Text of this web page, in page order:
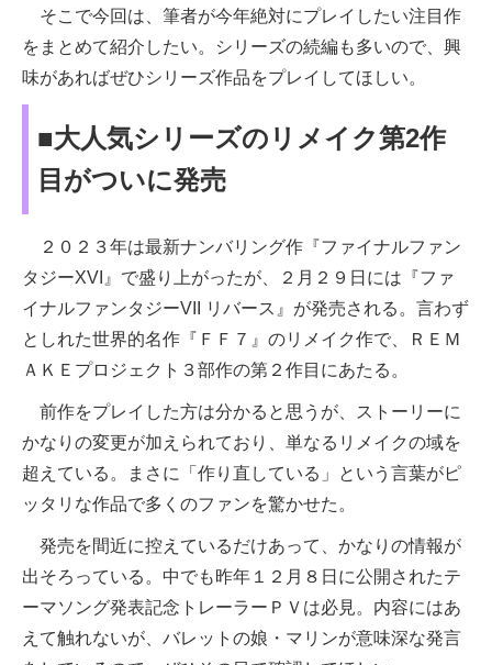
そこで今回は、筆者が今年絶対にプレイしたい注目作
をまとめて紹介したい。シリーズの続編も多いので、興
味があればぜひシリーズ作品をプレイしてほしい。
■大人気シリーズのリメイク第2作
目がついに発売
２０２３年は最新ナンバリング作『ファイナルファン
タジーXVI』で盛り上がったが、２月２９日には『ファ
イナルファンタジーVII リバース』が発売される。言わず
としれた世界的名作『ＦＦ７』のリメイク作で、ＲＥＭ
ＡＫＥプロジェクト３部作の第２作目にあたる。
前作をプレイした方は分かると思うが、ストーリーに
かなりの変更が加えられており、単なるリメイクの域を
超えている。まさに「作り直している」という言葉がピ
ッタリな作品で多くのファンを驚かせた。
発売を間近に控えているだけあって、かなりの情報が
出そろっている。中でも昨年１２月８日に公開されたテ
ーマソング発表記念トレーラーＰＶは必見。内容にはあ
えて触れないが、バレットの娘・マリンが意味深な発言